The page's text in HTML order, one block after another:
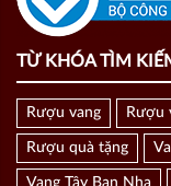
TỪ KHÓA TÌM
Rượu vang Rượu
Rượu quà tặng
Vang Tây Ban Nha